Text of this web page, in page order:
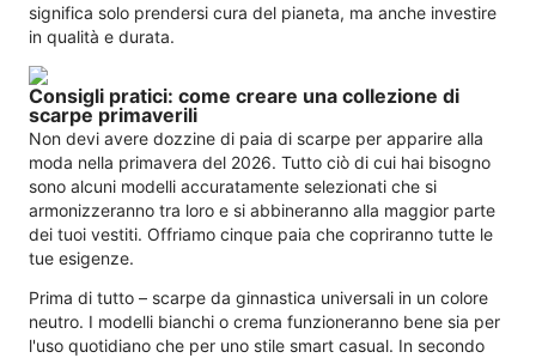
significa solo prendersi cura del pianeta, ma anche investire
in qualità e durata.
Consigli pratici: come creare una collezione di
scarpe primaverili
Non devi avere dozzine di paia di scarpe per apparire alla
moda nella primavera del 2026. Tutto ciò di cui hai bisogno
sono alcuni modelli accuratamente selezionati che si
armonizzeranno tra loro e si abbineranno alla maggior parte
dei tuoi vestiti. Offriamo cinque paia che copriranno tutte le
tue esigenze.
Prima di tutto – scarpe da ginnastica universali in un colore
neutro. I modelli bianchi o crema funzioneranno bene sia per
l'uso quotidiano che per uno stile smart casual. In secondo